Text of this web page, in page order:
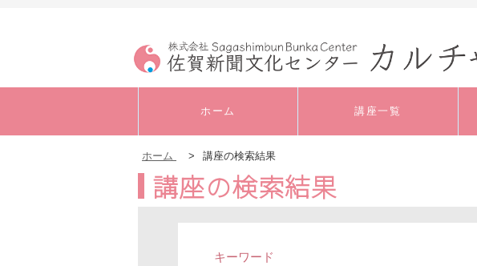
ホーム 講座一覧
キャリアアップ・実
務
ホーム > 講座の検索結果
講座の検索結果
キーワード